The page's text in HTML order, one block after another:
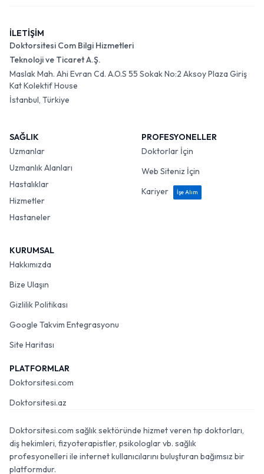
İLETİŞİM
Doktorsitesi Com Bilgi Hizmetleri
Teknoloji ve Ticaret A.Ş.
Maslak Mah. Ahi Evran Cd. A.O.S 55 Sokak No:2 Aksoy Plaza Giriş
Kat Kolektif House
İstanbul, Türkiye
SAĞLIK
Uzmanlar
Uzmanlık Alanları
Hastalıklar
Hizmetler
Hastaneler
PROFESYONELLER
Doktorlar İçin
Web Siteniz İçin
Kariyer
İşe Alım
KURUMSAL
Hakkımızda
Bize Ulaşın
Gizlilik Politikası
Google Takvim Entegrasyonu
Site Haritası
PLATFORMLAR
Doktorsitesi.com
Doktorsitesi.az
Doktorsitesi.com sağlık sektöründe hizmet veren tıp doktorları,
diş hekimleri, fizyoterapistler, psikologlar vb. sağlık
profesyonelleri ile internet kullanıcılarını buluşturan bağımsız bir
platformdur.